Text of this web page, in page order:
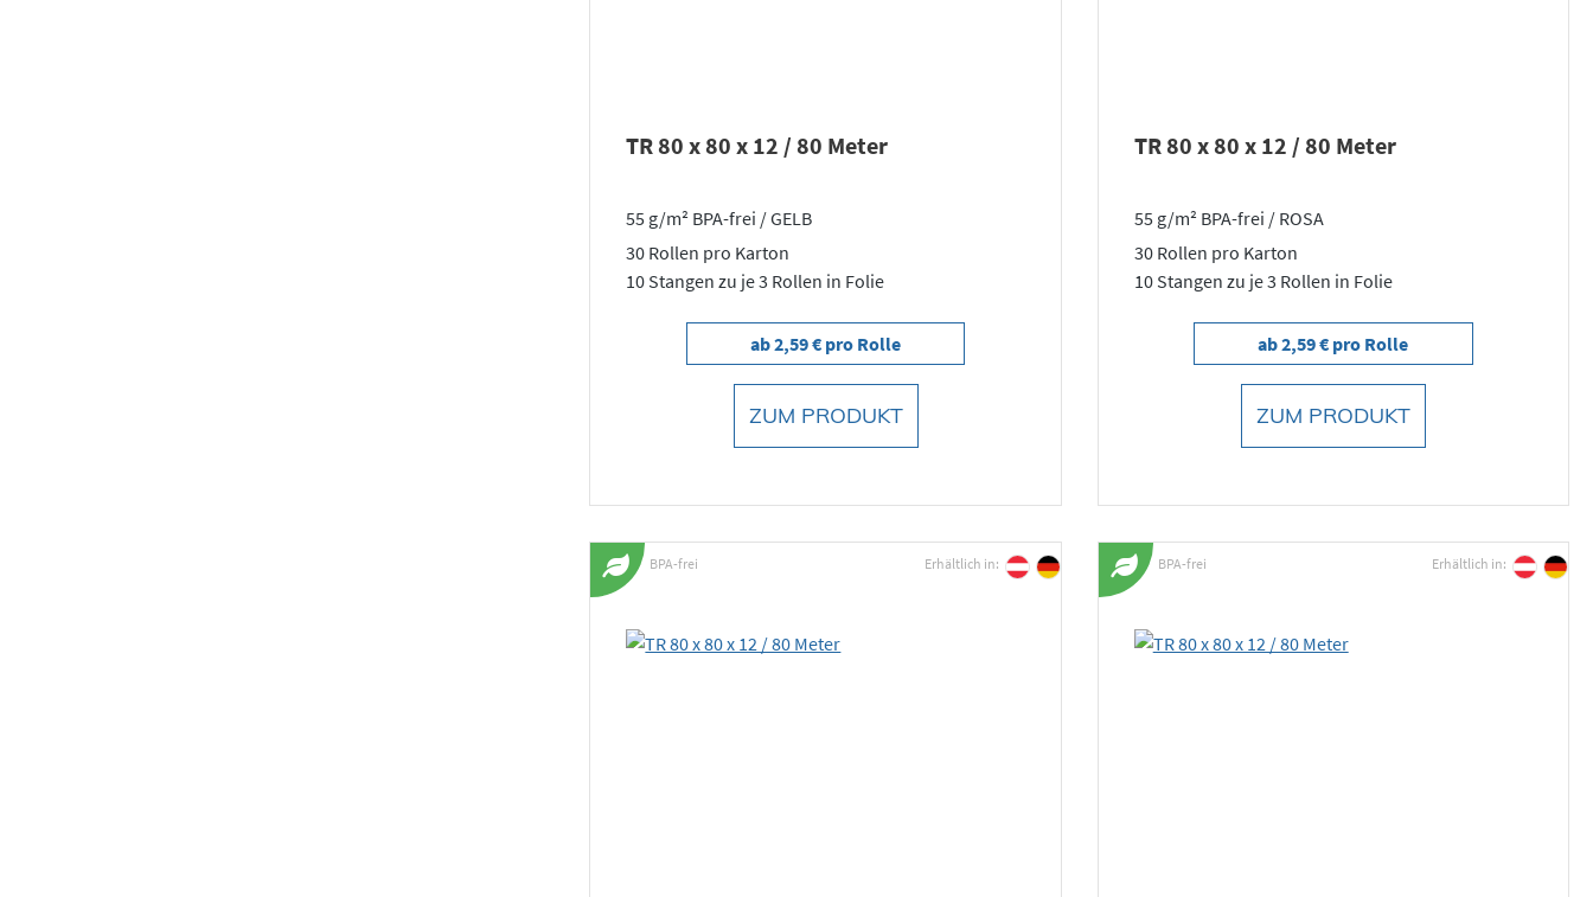
TR 80 x 80 x 12 / 80 Meter
55 g/m² BPA-frei / GELB
30 Rollen pro Karton
10 Stangen zu je 3 Rollen in Folie
ab 2,59 € pro Rolle
ZUM PRODUKT
TR 80 x 80 x 12 / 80 Meter
55 g/m² BPA-frei / ROSA
30 Rollen pro Karton
10 Stangen zu je 3 Rollen in Folie
ab 2,59 € pro Rolle
ZUM PRODUKT
BPA-frei Erhältlich in: BPA-frei Erhältlich in: